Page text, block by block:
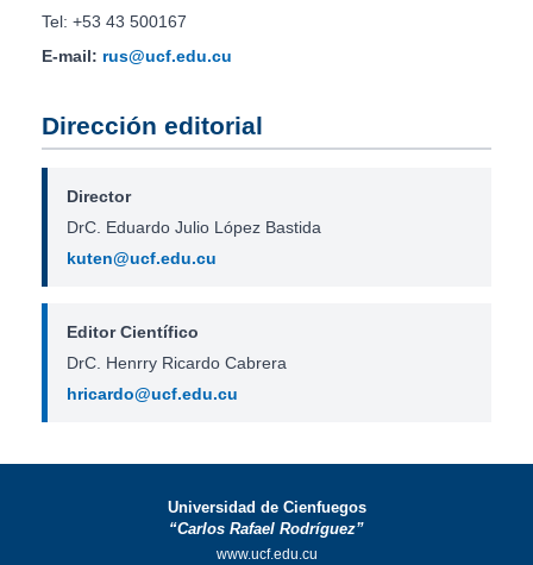
Tel: +53 43 500167
E-mail: rus@ucf.edu.cu
Dirección editorial
Director
DrC. Eduardo Julio López Bastida
kuten@ucf.edu.cu
Editor Científico
DrC. Henrry Ricardo Cabrera
hricardo@ucf.edu.cu
Universidad de Cienfuegos
“Carlos Rafael Rodríguez”
www.ucf.edu.cu